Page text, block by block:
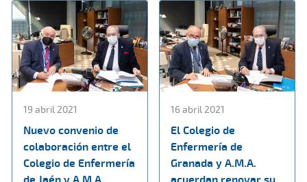
19 abril 2021
Nuevo convenio de
colaboración entre el
Colegio de Enfermería
16 abril 2021
El Colegio de
Enfermería de
Granada y A.M.A.